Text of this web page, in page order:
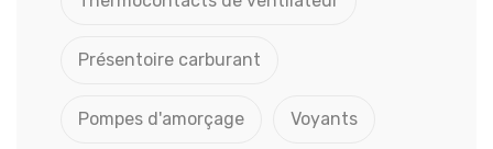
Présentoire carburant
Pompes d'amorçage Voyants